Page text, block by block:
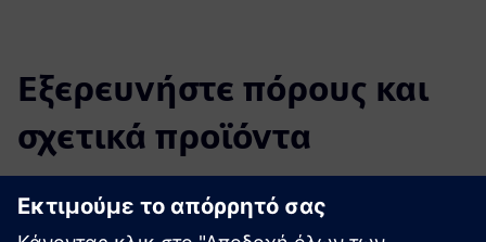
Εξερευνήστε πόρους και
σχετικά προϊόντα
Πρόσθετες πληροφορίες και πόροι